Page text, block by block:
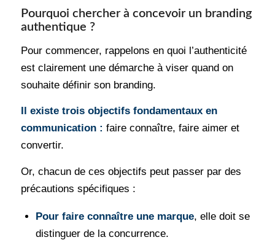
Pourquoi chercher à concevoir un branding
authentique ?
Pour commencer, rappelons en quoi l’authenticité
est clairement une démarche à viser quand on
souhaite définir son branding.
Il existe trois objectifs fondamentaux en
communication : faire connaître, faire aimer et
convertir.
Or, chacun de ces objectifs peut passer par des
précautions spécifiques :
Pour faire connaître une marque, elle doit se
distinguer de la concurrence.